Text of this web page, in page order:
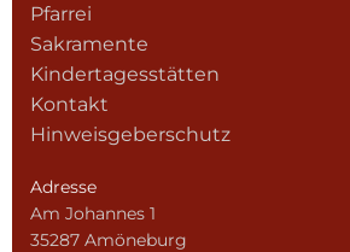
Pfarrei
Sakramente
Kindertagesstätten
Kontakt
Hinweisgeberschutz
Adresse
Am Johannes 1
35287 Amöneburg